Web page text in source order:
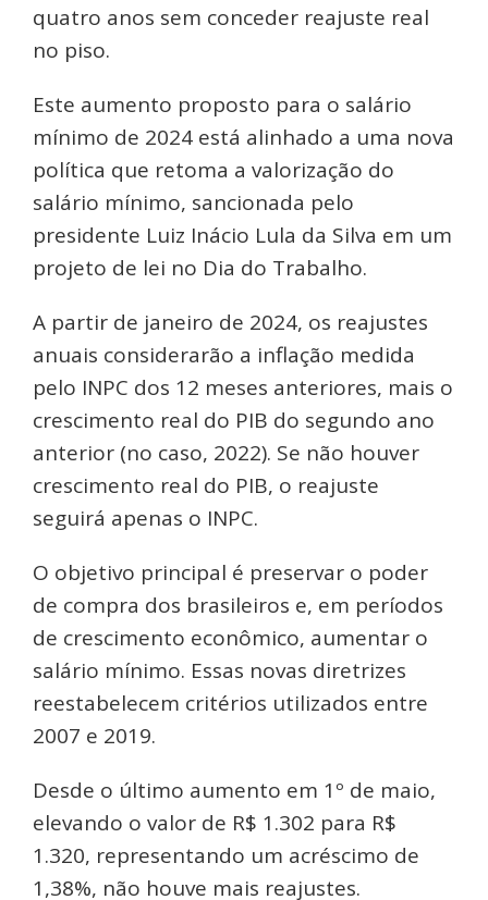
quatro anos sem conceder reajuste real
no piso.
Este aumento proposto para o salário
mínimo de 2024 está alinhado a uma nova
política que retoma a valorização do
salário mínimo, sancionada pelo
presidente Luiz Inácio Lula da Silva em um
projeto de lei no Dia do Trabalho.
A partir de janeiro de 2024, os reajustes
anuais considerarão a inflação medida
pelo INPC dos 12 meses anteriores, mais o
crescimento real do PIB do segundo ano
anterior (no caso, 2022). Se não houver
crescimento real do PIB, o reajuste
seguirá apenas o INPC.
O objetivo principal é preservar o poder
de compra dos brasileiros e, em períodos
de crescimento econômico, aumentar o
salário mínimo. Essas novas diretrizes
reestabelecem critérios utilizados entre
2007 e 2019.
Desde o último aumento em 1º de maio,
elevando o valor de R$ 1.302 para R$
1.320, representando um acréscimo de
1,38%, não houve mais reajustes.